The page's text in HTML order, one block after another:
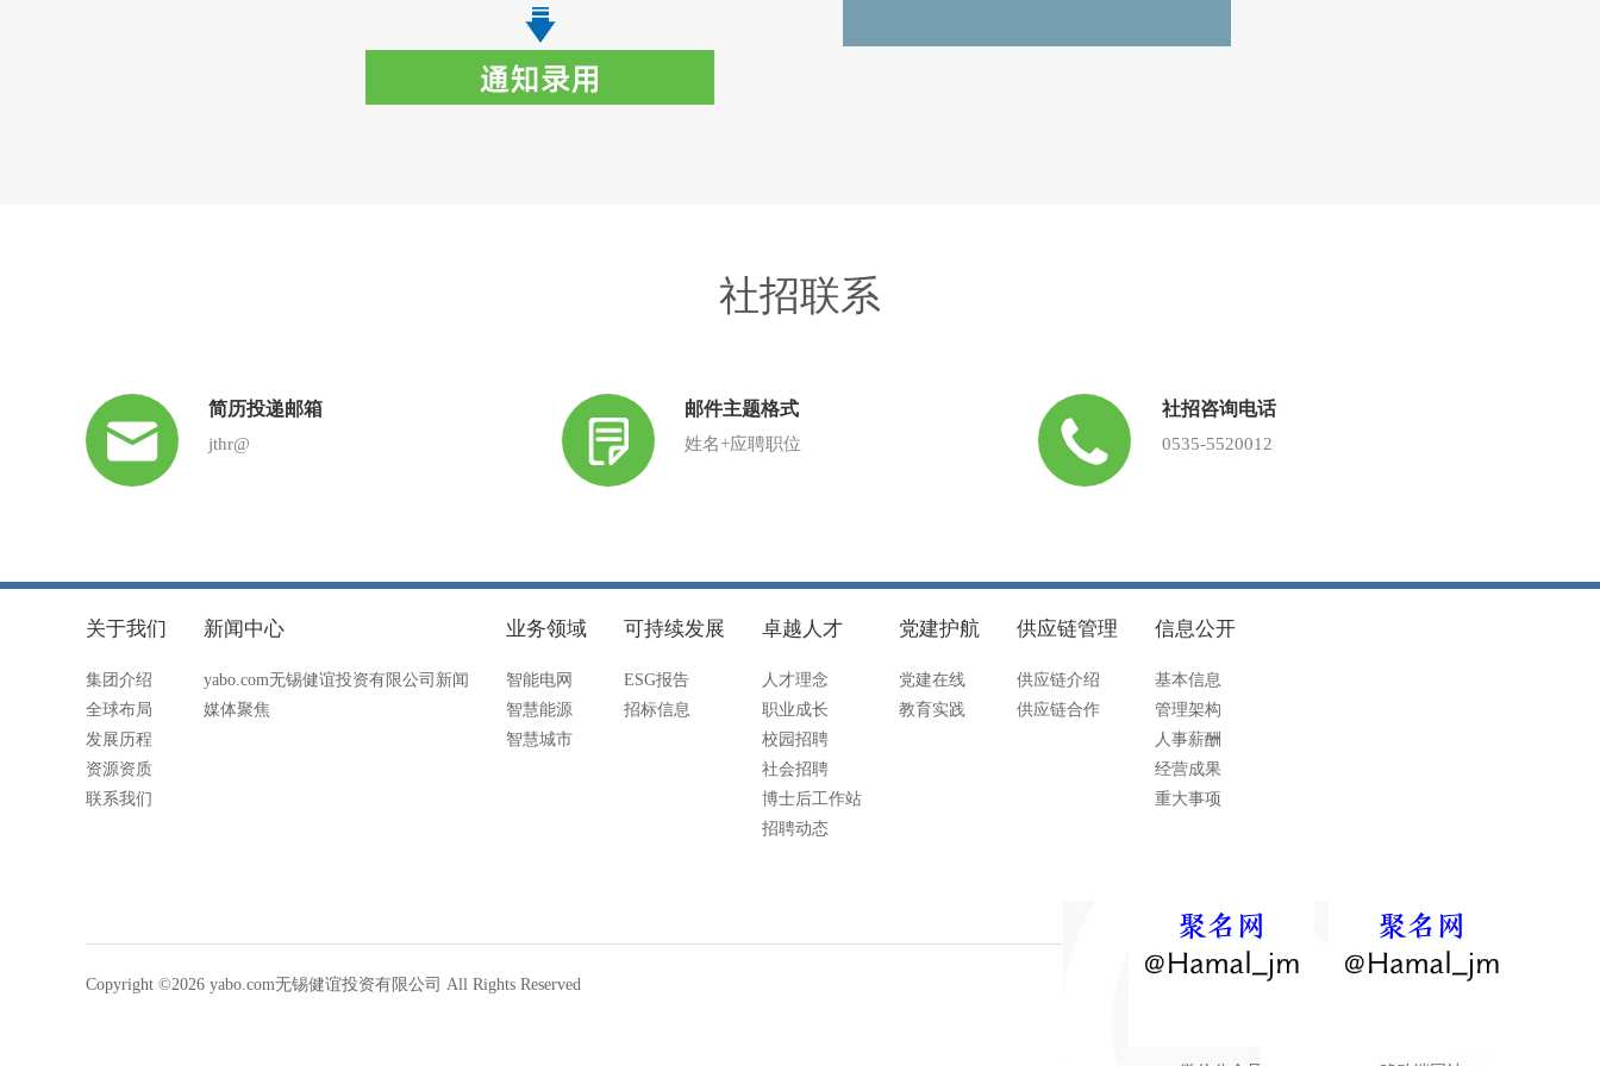
社招联系
简历投递邮箱
jthr@
邮件主题格式
姓名+应聘职位
社招咨询电话
0535-5520012
关于我们
集团介绍
全球布局
发展历程
资源资质
联系我们
新闻中心
yabo.com无锡健谊投资有限公司新闻
媒体聚焦
业务领域
智能电网
智慧能源
智慧城市
可持续发展
ESG报告
招标信息
卓越人才
人才理念
职业成长
校园招聘
社会招聘
博士后工作站
招聘动态
党建护航
党建在线
教育实践
供应链管理
供应链介绍
供应链合作
信息公开
基本信息
管理架构
人事薪酬
经营成果
重大事项
Copyright ©2026 yabo.com无锡健谊投资有限公司 All Rights Reserved